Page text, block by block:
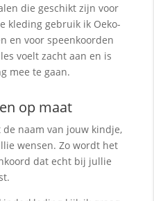
die geschikt zijn voor
kleding gebruik ik Oeko-
en voor speenkoorden
voelt zacht aan en is
mee te gaan.
op maat
naam van jouw kindje,
wensen. Zo wordt het
dat echt bij jullie